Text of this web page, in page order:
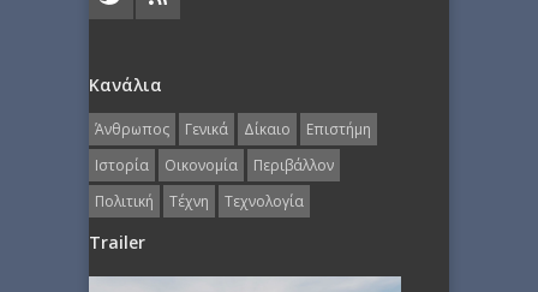
Κανάλια
Άνθρωπος Γενικά Δίκαιο
Επιστήμη
Ιστορία
Οικονομία
Περιβάλλον
Πολιτική
Τέχνη Τεχνολογία
Trailer